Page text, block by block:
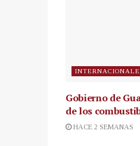
Gobierno de
de los
HACE 2 SEMANAS